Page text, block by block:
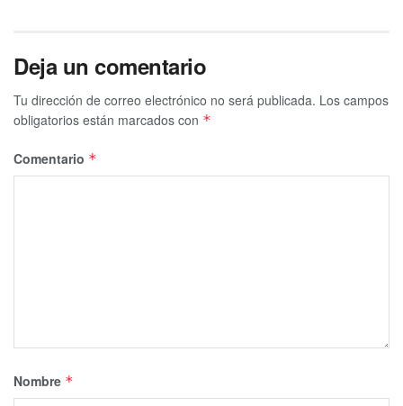
Deja un comentario
Tu dirección de correo electrónico no será publicada. Los campos
obligatorios están marcados con *
Comentario *
Nombre *